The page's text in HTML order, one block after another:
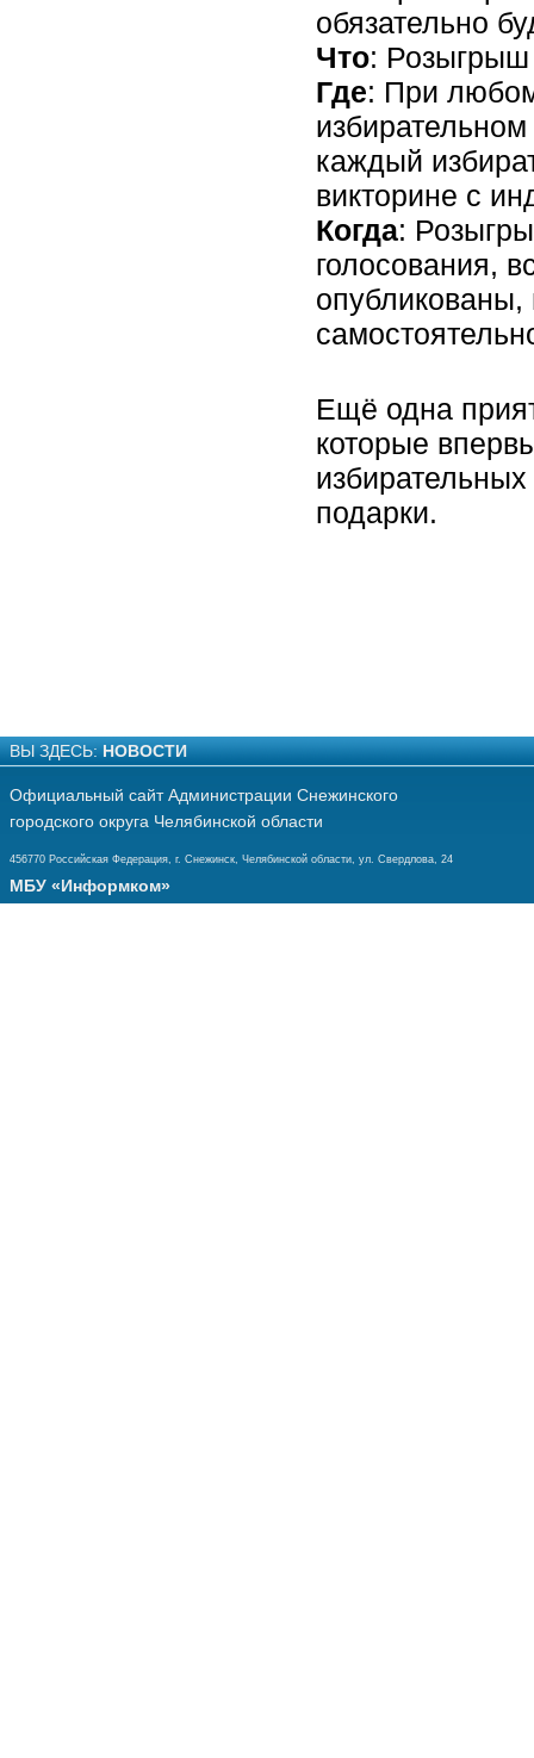
обязательно
Что: Розыгрыш
Где: При
каждый
викторине с
Когда:
голосования,
опубликованы,
Ещё одна
которые
подарки.
ВЫ ЗДЕСЬ: НОВОСТИ
Официальный сайт Администрации Снежинского
городского округа Челябинской области
456770 Российская Федерация, г. Снежинск, Челябинской области, ул. Свердлова, 24
МБУ «Информком»